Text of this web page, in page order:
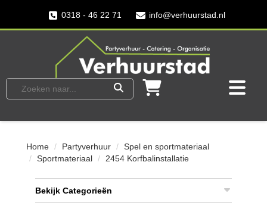
0318 - 46 22 71 info@verhuurstad.nl
Home Partyverhuur
Spel en sportmateriaal
Sportmateriaal
2454 Korfbalinstallatie
Bekijk Categorieën